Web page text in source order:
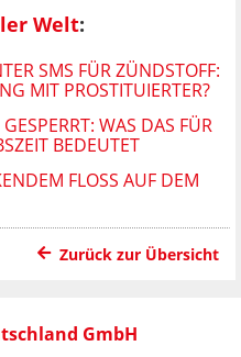
Welt:
SMS FÜR ZÜNDSTOFF:
MIT PROSTITUIERTER?
WAS DAS FÜR
BEDEUTET
FLOSS AUF DEM B
Zurück zur Übersicht
GmbH